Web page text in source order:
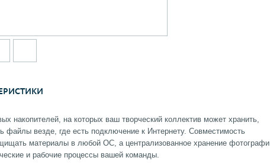
накопителей, на которых ваш творческий коллектив может хранить,
файлы везде, где есть подключение к Интернету. Совместимость
материалы в любой ОС, а централизованное хранение
и рабочие процессы вашей команды.